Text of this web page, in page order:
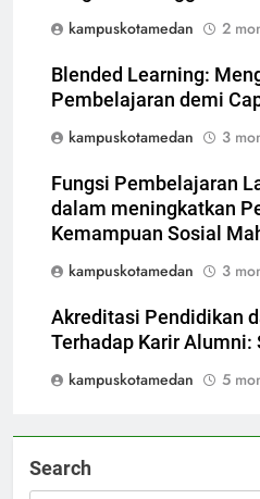
kampuskotamedan
2
Blended Learning:
Pembelajaran demi
kampuskotamedan
3
Fungsi Pembelajaran
dalam meningkatkan
Kemampuan Sosial
kampuskotamedan
3
Akreditasi Pendidikan
Terhadap Karir Alumni:
kampuskotamedan
5
Search